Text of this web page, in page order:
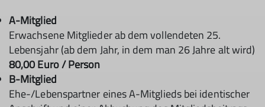
A-Mitglied
Erwachsene Mitglieder ab dem vollendeten 25.
Lebensjahr (ab dem Jahr, in dem man 26 Jahre alt wird)
80,00 Euro / Person
B-Mitglied
Ehe-/Lebenspartner eines A-Mitglieds bei identischer